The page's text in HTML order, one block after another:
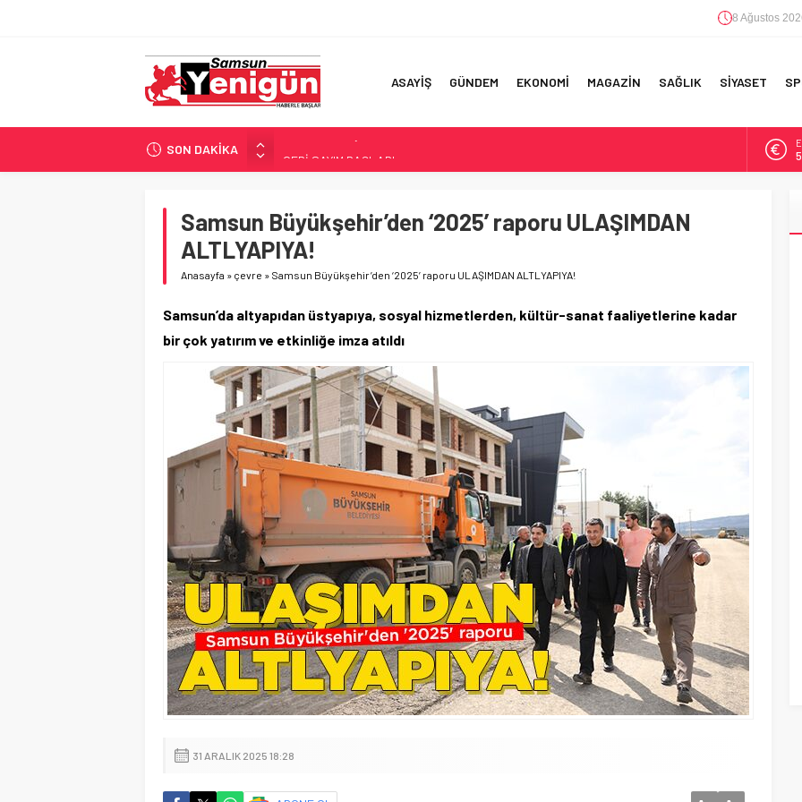
8 Ağustos
ASAYİŞ GÜNDEM EKONOMİ MAGAZİN SAĞLIK SİYASET
SON DAKİKA
SAMSUNSPOR’DA HEDEF 5’İNCİLİK!
İŞTE FINDIK FİYATI!
YÖNETİCİ SEÇERKEN YAPILAN EN BÜYÜK HATALAR
Samsun Büyükşehir’den ‘2025’ raporu ULAŞIMDAN
ALTLYAPIYA!
Anasayfa » çevre » Samsun Büyükşehir’den ‘2025’ raporu ULAŞIMDAN ALTLYAPIYA!
Samsun’da altyapıdan üstyapıya, sosyal hizmetlerden, kültür-sanat faaliyetlerine kadar
bir çok yatırım ve etkinliğe imza atıldı
31 ARALIK 2025 18:28